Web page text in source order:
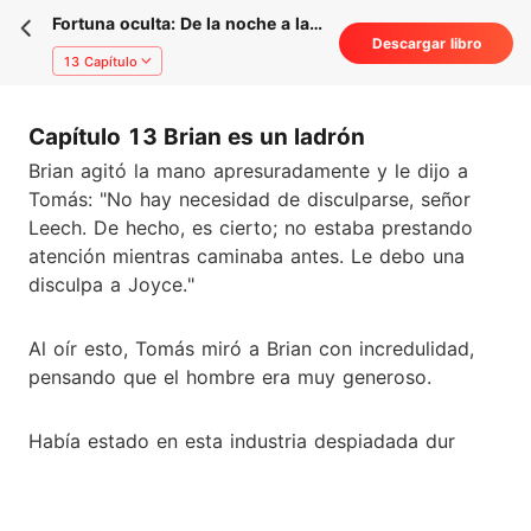
Fortuna oculta: De la noche a la
mañana, la vida de un billonario
13 Capítulo
Descargar libro
Capítulo 13 Brian es un ladrón
Brian agitó la mano apresuradamente y le dijo a
Tomás: "No hay necesidad de disculparse, señor
Leech. De hecho, es cierto; no estaba prestando
atención mientras caminaba antes. Le debo una
disculpa a Joyce."
Al oír esto, Tomás miró a Brian con incredulidad,
pensando que el hombre era muy generoso.
Había estado en esta industria despiadada dur